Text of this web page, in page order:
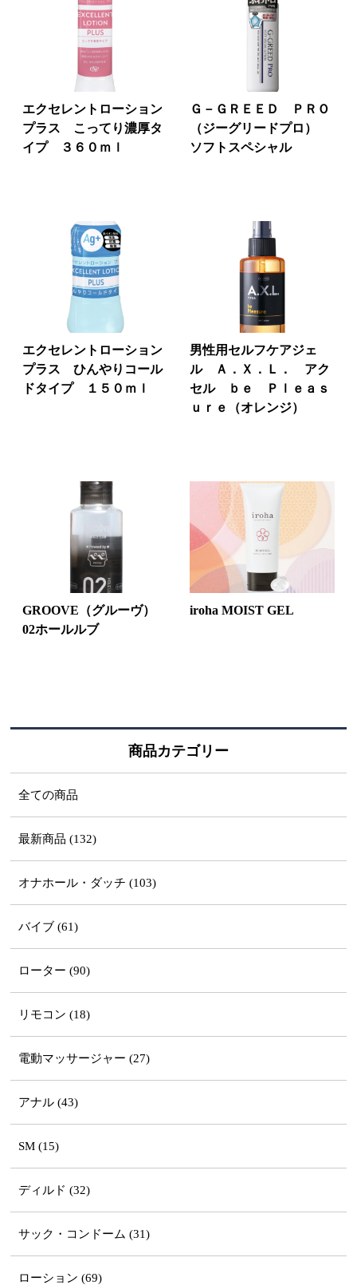
エクセレントローション
プラス こってり濃厚タ
イプ ３６０ｍｌ
Ｇ－ＧＲＥＥＤ ＰＲＯ
（ジーグリードプロ）
ソフトスペシャル
エクセレントローション
プラス ひんやりコール
ドタイプ １５０ｍｌ
男性用セルフケアジェ
ル Ａ．Ｘ．Ｌ． アク
セル ｂｅ Ｐｌｅａｓ
ｕｒｅ（オレンジ）
GROOVE（グルーヴ）
02ホールルブ
iroha MOIST GEL
商品カテゴリー
全ての商品
最新商品 (132)
オナホール・ダッチ (103)
バイブ (61)
ローター (90)
リモコン (18)
電動マッサージャー (27)
アナル (43)
SM (15)
ディルド (32)
サック・コンドーム (31)
ローション (69)